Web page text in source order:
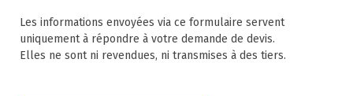
Les informations envoyées via ce formulaire servent
uniquement à répondre à votre demande de devis.
Elles ne sont ni revendues, ni transmises à des tiers.